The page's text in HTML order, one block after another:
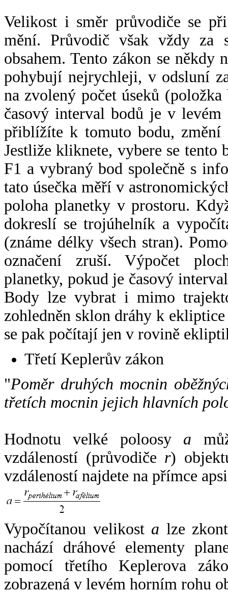
Velikost i směr průvodiče se
mění. Průvodič však vždy za
obsahem. Tento zákon se někdy
pohybují nejrychleji, v odsluní
na zvolený počet úseků
časový interval bodů je v
přiblížíte k tomuto bodu,
Jestliže kliknete, vybere se tento
F1 a vybraný bod společně s
tato úsečka měří v
poloha planetky v prostoru.
dokreslí se trojúhelník a
(známe délky všech stran).
označení zruší. Výpočet
planetky, pokud je časový
Body lze vybrat i mimo
zohledněn sklon dráhy k
se pak počítají jen v rovině
Třetí Keplerův zákon
"Poměr druhých mocnin
třetích mocnin jejich hlavních
Hodnotu velké poloosy a
vzdáleností (průvodiče r)
vzdáleností najdete na přímce
Vypočítanou velikost a lze
nachází dráhové elementy
pomocí třetího Keplerova
zobrazená v levém horním rohu